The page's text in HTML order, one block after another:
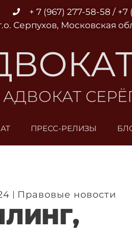
+ 7 (967) 277-58-58 / +7
Серпухов, Московская
АДВОКАТ
ПРЕСС-РЕЛИЗЫ
Правовые новости